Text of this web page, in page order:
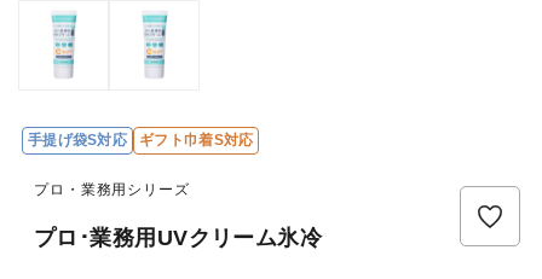
手提げ袋S対応 ギフト巾着S対応
プロ・業務用シリーズ
プロ･業務用UVクリーム氷冷